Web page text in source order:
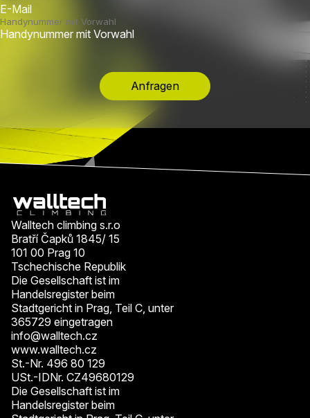
E-Mail
Handynummer mit Vorwahl
Anfragen
Walltech climbing s.r.o
Bratří Čapků 1845/ 15
101 00 Prag 10
Tschechische Republik
Die Gesellschaft ist im
Handelsregister beim
Stadtgericht in Prag, Teil C, unter
365729 eingetragen
info@walltech.cz
www.walltech.cz
St.-Nr. 496 80 129
USt.-IDNr. CZ49680129
Die Gesellschaft ist im
Handelsregister beim